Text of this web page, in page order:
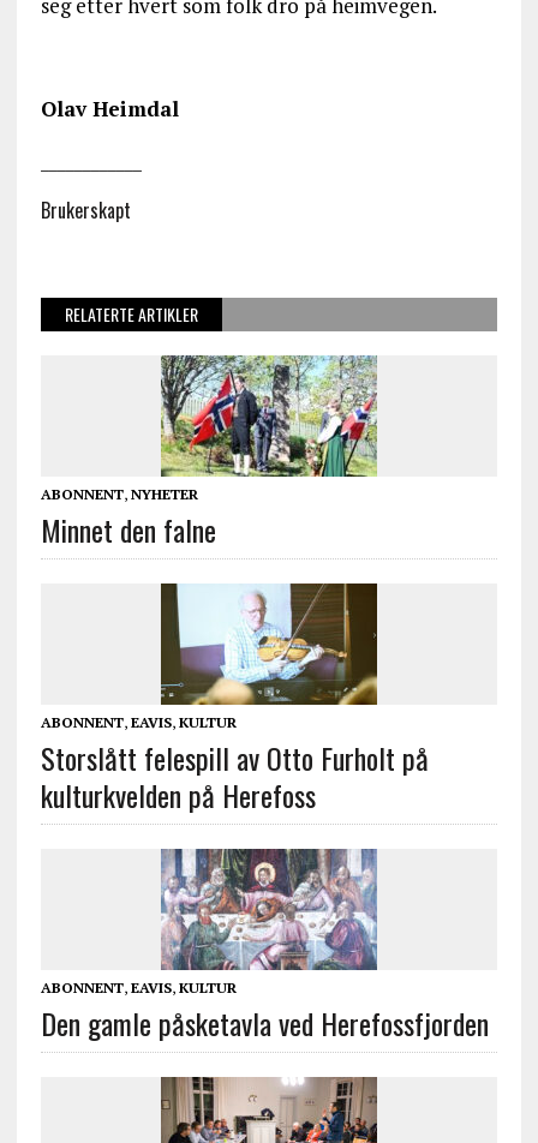
Olav Heimdal
Brukerskapt
RELATERTE ARTIKLER
ABONNENT, NYHETER
Minnet den falne
ABONNENT, EAVIS, KULTUR
Storslått felespill av Otto Furholt på
kulturkvelden på Herefoss
ABONNENT, EAVIS, KULTUR
Den gamle påsketavla ved Herefossfjorden